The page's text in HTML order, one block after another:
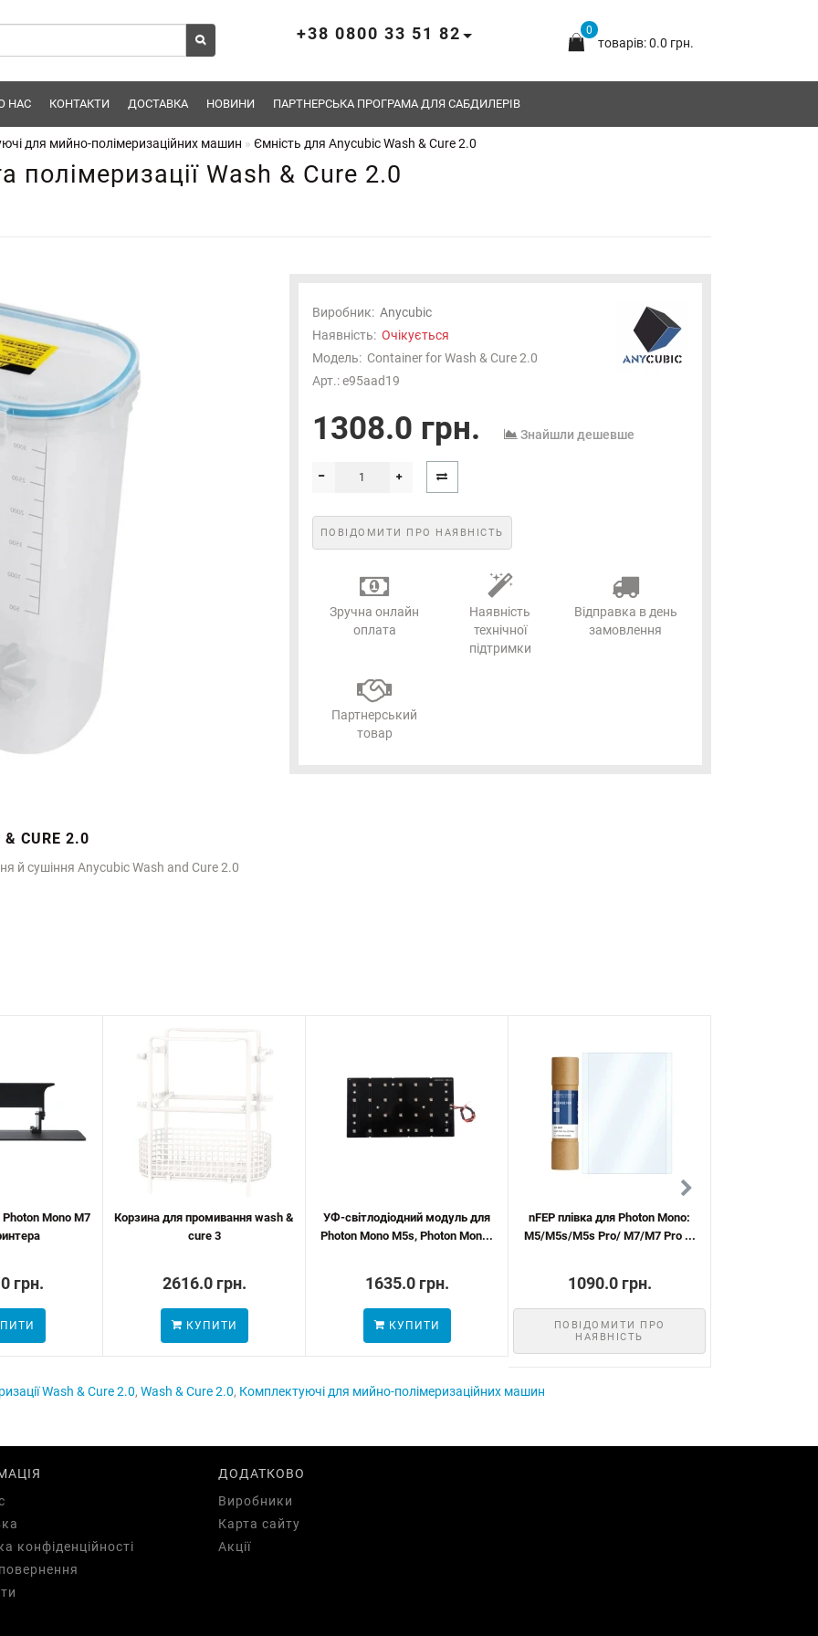
0
товарів: 0.0 грн.
+38 0800 33 51 82
НАС КОНТАКТИ ДОСТАВКА НОВИНИ ПАРТНЕРСЬКА ПРОГРАМА ДЛЯ САБДИЛЕРІВ
для мийно-полімеризаційних машин Ємність для Anycubic Wash & Cure 2.0
Wash & Cure 2.0
Виробник: Anycubic
Наявність: Очікується
Модель: Container for Wash & Cure 2.0
Арт.: e95aad19
1308.0 грн. Знайшли дешевше
ПОВІДОМИТИ ПРО НАЯВНІСТЬ
Зручна онлайн
оплата
Наявність
технічної
підтримки
Відправка в день
замовлення
Партнерський
товар
CURE 2.0
й сушіння Anycubic Wash and Cure 2.0
Mono M7
грн.
Корзина для промивання wash &
cure 3
2616.0 грн.
КУПИТИ
УФ-світлодіодний модуль для
Photon Mono M5s, Photon Mon...
1635.0 грн.
КУПИТИ
nFEP плівка для Photon Mono:
M5/M5s/M5s Pro/ M7/M7 Pro ...
1090.0 грн.
ПОВІДОМИТИ ПРО
НАЯВНІСТЬ
Wash & Cure 2.0, Wash & Cure 2.0, Комплектуючі для мийно-полімеризаційних машин
конфіденційності
ДОДАТКОВО
Виробники
Карта сайту
Акції